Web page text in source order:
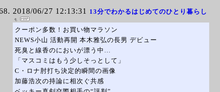
2018/06/27 12:13:31 13分でわかるはじめてのひとり暮らし
クーポン多数！お買い物マラソン
NEWS小山 活動再開 本木雅弘の長男 デビュー
死臭と線香のにおいが漂う中…
「マスコミはもう少しそっとして」
C・ロナ肘打ち決定的瞬間の画像
加藤浩次の持論に相次ぐ共感